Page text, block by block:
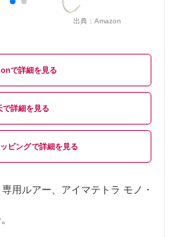
出典： Amazon
ピング
用ルアー、アイマテトラ モノ・